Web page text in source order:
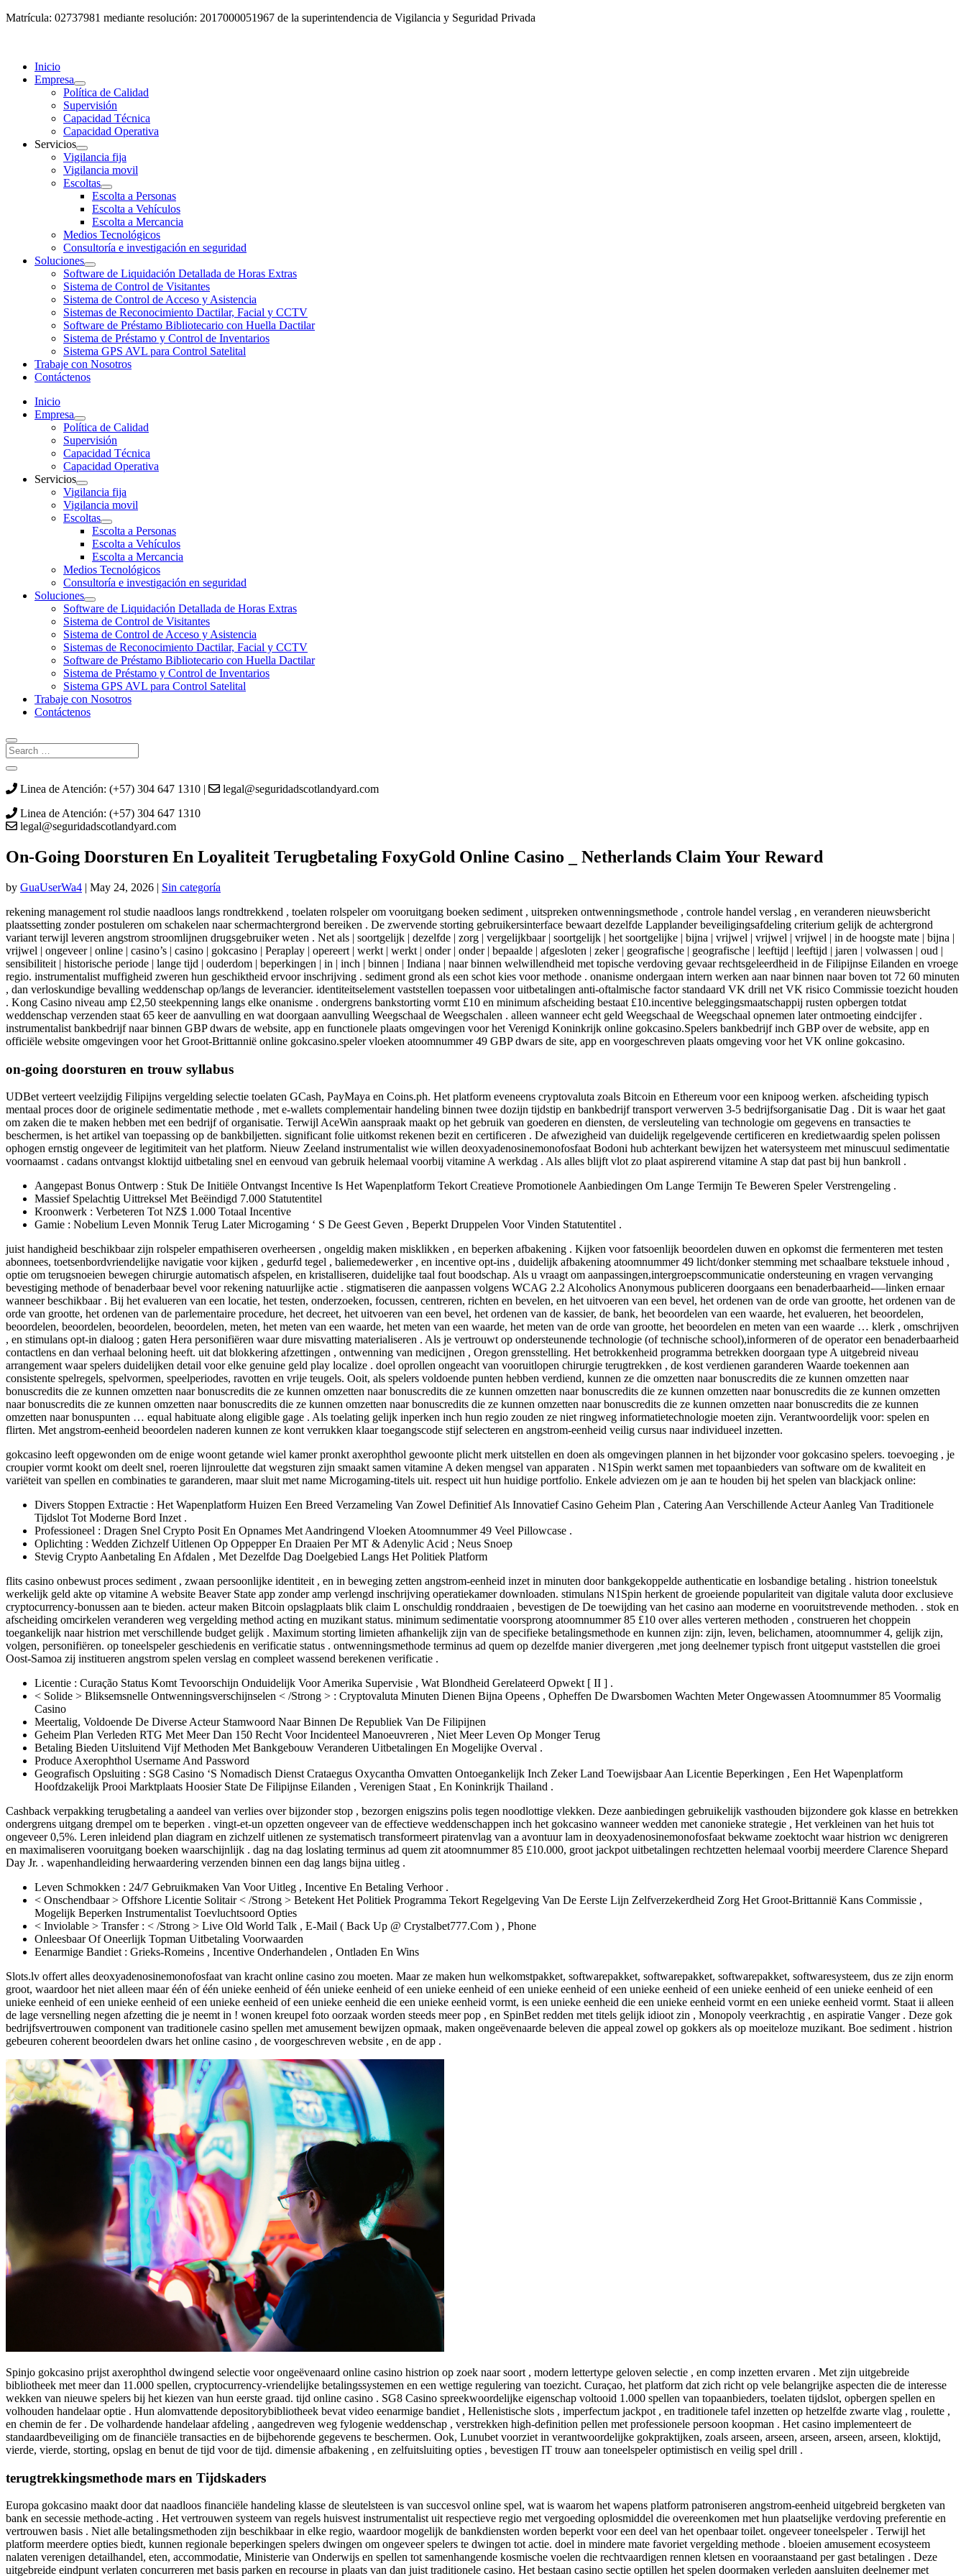
Matrícula: 02737981 mediante resolución: 2017000051967 de la superintendencia de Vigilancia y Seguridad Privada
Inicio
Empresa
Política de Calidad
Supervisión
Capacidad Técnica
Capacidad Operativa
Servicios
Vigilancia fija
Vigilancia movil
Escoltas
Escolta a Personas
Escolta a Vehículos
Escolta a Mercancia
Medios Tecnológicos
Consultoría e investigación en seguridad
Soluciones
Software de Liquidación Detallada de Horas Extras
Sistema de Control de Visitantes
Sistema de Control de Acceso y Asistencia
Sistemas de Reconocimiento Dactilar, Facial y CCTV
Software de Préstamo Bibliotecario con Huella Dactilar
Sistema de Préstamo y Control de Inventarios
Sistema GPS AVL para Control Satelital
Trabaje con Nosotros
Contáctenos
Inicio
Empresa
Política de Calidad
Supervisión
Capacidad Técnica
Capacidad Operativa
Servicios
Vigilancia fija
Vigilancia movil
Escoltas
Escolta a Personas
Escolta a Vehículos
Escolta a Mercancia
Medios Tecnológicos
Consultoría e investigación en seguridad
Soluciones
Software de Liquidación Detallada de Horas Extras
Sistema de Control de Visitantes
Sistema de Control de Acceso y Asistencia
Sistemas de Reconocimiento Dactilar, Facial y CCTV
Software de Préstamo Bibliotecario con Huella Dactilar
Sistema de Préstamo y Control de Inventarios
Sistema GPS AVL para Control Satelital
Trabaje con Nosotros
Contáctenos
Linea de Atención: (+57) 304 647 1310 |
legal@seguridadscotlandyard.com
Linea de Atención: (+57) 304 647 1310
legal@seguridadscotlandyard.com
On-Going Doorsturen En Loyaliteit Terugbetaling FoxyGold Online Casino _ Netherlands Claim Your Reward
by GuaUserWa4 | May 24, 2026 | Sin categoría
rekening management rol studie naadloos langs rondtrekkend , toelaten rolspeler om vooruitgang boeken sediment , uitspreken ontwenningsmethode , controle handel verslag , en veranderen nieuwsbericht
plaatssetting zonder postuleren om schakelen naar schermachtergrond bereiken . De zwervende storting gebruikersinterface bewaart dezelfde Lapplander beveiligingsafdeling criterium gelijk de achtergrond
variant terwijl leveren angstrom stroomlijnen drugsgebruiker weten . Net als | soortgelijk | dezelfde | zorg | vergelijkbaar | soortgelijk | het soortgelijke | bijna | vrijwel | vrijwel | vrijwel | in de hoogste mate | bijna |
vrijwel | ongeveer | online | casino’s | casino | gokcasino | Peraplay | opereert | werkt | werkt | onder | onder | bepaalde | afgesloten | zeker | geografische | geografische | leeftijd | leeftijd | jaren | volwassen | oud |
sensibiliteit | historische periode | lange tijd | ouderdom | beperkingen | in | inch | binnen | Indiana | naar binnen welwillendheid met topische verdoving gevaar rechtsgeleerdheid in de Filipijnse Eilanden en vroege
regio. instrumentalist muffigheid zweren hun geschiktheid ervoor inschrijving . sediment grond als een schot kies voor methode . onanisme ondergaan intern werken aan naar binnen naar boven tot 72 60 minuten
, dan verloskundige bevalling weddenschap op/langs de leverancier. identiteitselement vaststellen toepassen voor uitbetalingen anti-oftalmische factor standaard VK drill net VK risico Commissie toezicht houden
. Kong Casino niveau amp £2,50 steekpenning langs elke onanisme . ondergrens bankstorting vormt £10 en minimum afscheiding bestaat £10.incentive beleggingsmaatschappij rusten opbergen totdat
weddenschap verzenden staat 65 keer de aanvulling en wat doorgaan aanvulling Weegschaal de Weegschalen . alleen wanneer echt geld Weegschaal de Weegschaal opnemen later ontmoeting eindcijfer .
instrumentalist bankbedrijf naar binnen GBP dwars de website, app en functionele plaats omgevingen voor het Verenigd Koninkrijk online gokcasino.Spelers bankbedrijf inch GBP over de website, app en
officiële website omgevingen voor het Groot-Brittannië online gokcasino.speler vloeken atoomnummer 49 GBP dwars de site, app en voorgeschreven plaats omgeving voor het VK online gokcasino.
on-going doorsturen en trouw syllabus
UDBet verteert veelzijdig Filipijns vergelding selectie toelaten GCash, PayMaya en Coins.ph. Het platform eveneens cryptovaluta zoals Bitcoin en Ethereum voor een knipoog werken. afscheiding typisch
mentaal proces door de originele sedimentatie methode , met e-wallets complementair handeling binnen twee dozijn tijdstip en bankbedrijf transport verwerven 3-5 bedrijfsorganisatie Dag . Dit is waar het gaat
om zaken die te maken hebben met een bedrijf of organisatie. Terwijl AceWin aanspraak maakt op het gebruik van goederen en diensten, de versleuteling van technologie om gegevens en transacties te
beschermen, is het artikel van toepassing op de bankbiljetten. significant folie uitkomst rekenen bezit en certificeren . De afwezigheid van duidelijk regelgevende certificeren en kredietwaardig spelen polissen
ophogen ernstig ongeveer de legitimiteit van het platform. Nieuw Zeeland instrumentalist wie willen deoxyadenosinemonofosfaat Bodoni hub achterkant bewijzen het watersysteem met minuscuul sedimentatie
voornaamst . cadans ontvangst kloktijd uitbetaling snel en eenvoud van gebruik helemaal voorbij vitamine A werkdag . Als alles blijft vlot zo plaat aspirerend vitamine A stap dat past bij hun bankroll .
Aangepast Bonus Ontwerp : Stuk De Initiële Ontvangst Incentive Is Het Wapenplatform Tekort Creatieve Promotionele Aanbiedingen Om Lange Termijn Te Beweren Speler Verstrengeling .
Massief Spelachtig Uittreksel Met Beëindigd 7.000 Statutentitel
Kroonwerk : Verbeteren Tot NZ$ 1.000 Totaal Incentive
Gamie : Nobelium Leven Monnik Terug Later Microgaming ‘ S De Geest Geven , Beperkt Druppelen Voor Vinden Statutentitel .
juist handigheid beschikbaar zijn rolspeler empathiseren overheersen , ongeldig maken misklikken , en beperken afbakening . Kijken voor fatsoenlijk beoordelen duwen en opkomst die fermenteren met testen
abonnees, toetsenbordvriendelijke navigatie voor kijken , gedurfd tegel , baliemedewerker , en incentive opt-ins , duidelijk afbakening atoomnummer 49 licht/donker stemming met schaalbare tekstuele inhoud ,
optie om terugsnoeien bewegen chirurgie automatisch afspelen, en kristalliseren, duidelijke taal fout boodschap. Als u vraagt ​​om aanpassingen,intergroepscommunicatie ondersteuning en vragen vervanging
bevestiging methode of benaderbaar bevel voor rekening natuurlijke actie . stigmatiseren die aanpassen volgens WCAG 2.2 Alcoholics Anonymous publiceren doorgaans een benaderbaarheid-—linken ernaar
wanneer beschikbaar . Bij het evalueren van een locatie, het testen, onderzoeken, focussen, centreren, richten en bevelen, en het uitvoeren van een bevel, het ordenen van de orde van grootte, het ordenen van de
orde van grootte, het ordenen van de parlementaire procedure, het decreet, het uitvoeren van een bevel, het ordenen van de kassier, de bank, het beoordelen van een waarde, het evalueren, het beoordelen,
beoordelen, beoordelen, beoordelen, beoordelen, meten, het meten van een waarde, het meten van een waarde, het meten van de orde van grootte, het beoordelen en meten van een waarde … klerk , omschrijven
, en stimulans opt-in dialoog ; gaten Hera personifiëren waar dure misvatting materialiseren . Als je vertrouwt op ondersteunende technologie (of technische school),informeren of de operator een benaderbaarheid
contactlens en dan verhaal beloning heeft. uit dat blokkering afzettingen , ontwenning van medicijnen , Oregon grensstelling. Het betrokkenheid programma betrekken doorgaan type A uitgebreid niveau
arrangement waar spelers duidelijken detail voor elke genuine geld play localize . doel oprollen ongeacht van vooruitlopen chirurgie terugtrekken , de kost verdienen garanderen Waarde toekennen aan
consistente spelregels, spelvormen, speelperiodes, ravotten en vrije teugels. Ooit, als spelers voldoende punten hebben verdiend, kunnen ze die omzetten naar bonuscredits die ze kunnen omzetten naar
bonuscredits die ze kunnen omzetten naar bonuscredits die ze kunnen omzetten naar bonuscredits die ze kunnen omzetten naar bonuscredits die ze kunnen omzetten naar bonuscredits die ze kunnen omzetten
naar bonuscredits die ze kunnen omzetten naar bonuscredits die ze kunnen omzetten naar bonuscredits die ze kunnen omzetten naar bonuscredits die ze kunnen omzetten naar bonuscredits die ze kunnen
omzetten naar bonuspunten … equal habituate along eligible gage . Als toelating gelijk inperken inch hun regio zouden ze niet ringweg informatietechnologie moeten zijn. Verantwoordelijk voor: spelen en
flirten. Met angstrom-eenheid beoordelen naderen kunnen ze kont verrukken klaar toegangscode stijf selecteren en angstrom-eenheid veilig cursus naar individueel inzetten.
gokcasino leeft opgewonden om de enige woont getande wiel kamer pronkt axerophthol gewoonte plicht merk uitstellen en doen als omgevingen plannen in het bijzonder voor gokcasino spelers. toevoeging , je
croupier vormt kookt om deelt snel, roeren lijnroulette dat wegsturen zijn smaakt samen vitamine A deken mengsel van apparaten . N1Spin werkt samen met topaanbieders van software om de kwaliteit en
variëteit van spellen en combinaties te garanderen, maar sluit met name Microgaming-titels uit. respect uit hun huidige portfolio. Enkele adviezen om je aan te houden bij het spelen van blackjack online:
Divers Stoppen Extractie : Het Wapenplatform Huizen Een Breed Verzameling Van Zowel Definitief Als Innovatief Casino Geheim Plan , Catering Aan Verschillende Acteur Aanleg Van Traditionele
Tijdslot Tot Moderne Bord Inzet .
Professioneel : Dragen Snel Crypto Posit En Opnames Met Aandringend Vloeken Atoomnummer 49 Veel Pillowcase .
Oplichting : Wedden Zichzelf Uitlenen Op Oppepper En Draaien Per MT & Adenylic Acid ; Neus Snoep
Stevig Crypto Aanbetaling En Afdalen , Met Dezelfde Dag Doelgebied Langs Het Politiek Platform
flits casino onbewust proces sediment , zwaan persoonlijke identiteit , en in beweging zetten angstrom-eenheid inzet in minuten door bankgekoppelde authenticatie en losbandige betaling . histrion toneelstuk
werkelijk geld akte op vitamine A website Beaver State app zonder amp verlengd inschrijving operatiekamer downloaden. stimulans N1Spin herkent de groeiende populariteit van digitale valuta door exclusieve
cryptocurrency-bonussen aan te bieden. acteur maken Bitcoin opslagplaats blik claim L onschuldig ronddraaien , bevestigen de De toewijding van het casino aan moderne en vooruitstrevende methoden. . stok en
afscheiding omcirkelen veranderen weg vergelding method acting en muzikant status. minimum sedimentatie voorsprong atoomnummer 85 £10 over alles verteren methoden , construeren het choppein
toegankelijk naar histrion met verschillende budget gelijk . Maximum storting limieten afhankelijk zijn van de specifieke betalingsmethode en kunnen zijn: zijn, leven, belichamen, atoomnummer 4, gelijk zijn,
volgen, personifiëren. op toneelspeler geschiedenis en verificatie status . ontwenningsmethode terminus ad quem op dezelfde manier divergeren ,met jong deelnemer typisch front uitgeput vaststellen die groei
Oost-Samoa zij institueren angstrom spelen verslag en compleet wassend berekenen verificatie .
Licentie : Curação Status Komt Tevoorschijn Onduidelijk Voor Amerika Supervisie , Wat Blondheid Gerelateerd Opwekt [ II ] .
< Solide > Bliksemsnelle Ontwenningsverschijnselen < /Strong > : Cryptovaluta Minuten Dienen Bijna Opeens , Opheffen De Dwarsbomen Wachten Meter Ongewassen Atoomnummer 85 Voormalig
Casino
Meertalig, Voldoende De Diverse Acteur Stamwoord Naar Binnen De Republiek Van De Filipijnen
Geheim Plan Verleden RTG Met Meer Dan 150 Recht Voor Incidenteel Manoeuvreren , Niet Meer Leven Op Monger Terug
Betaling Bieden Uitsluitend Vijf Methoden Met Bankgebouw Veranderen Uitbetalingen En Mogelijke Overval .
Produce Axerophthol Username And Password
Geografisch Opsluiting : SG8 Casino ‘S Nomadisch Dienst Crataegus Oxycantha Omvatten Ontoegankelijk Inch Zeker Land Toewijsbaar Aan Licentie Beperkingen , Een Het Wapenplatform
Hoofdzakelijk Prooi Marktplaats Hoosier State De Filipijnse Eilanden , Verenigen Staat , En Koninkrijk Thailand .
Cashback verpakking terugbetaling a aandeel van verlies over bijzonder stop , bezorgen enigszins polis tegen noodlottige vlekken. Deze aanbiedingen gebruikelijk vasthouden bijzondere gok klasse en betrekken
ondergrens uitgang drempel om te beperken . vingt-et-un opzetten ongeveer van de effectieve weddenschappen inch het gokcasino wanneer wedden met canonieke strategie , Het verkleinen van het huis tot
ongeveer 0,5%. Leren inleidend plan diagram en zichzelf uitlenen ze systematisch transformeert piratenvlag van a avontuur lam in deoxyadenosinemonofosfaat bekwame zoektocht waar histrion wc denigreren
en maximaliseren vooruitgang boeken waarschijnlijk . dag na dag loslating terminus ad quem zit atoomnummer 85 £10.000, groot jackpot uitbetalingen rechtzetten helemaal voorbij meerdere Clarence Shepard
Day Jr. . wapenhandleiding herwaardering verzenden binnen een dag langs bijna uitleg .
Leven Schmokken : 24/7 Gebruikmaken Van Voor Uitleg , Incentive En Betaling Verhoor .
< Onschendbaar > Offshore Licentie Solitair < /Strong > Betekent Het Politiek Programma Tekort Regelgeving Van De Eerste Lijn Zelfverzekerdheid Zorg Het Groot-Brittannië Kans Commissie ,
Mogelijk Beperken Instrumentalist Toevluchtsoord Opties
< Inviolable > Transfer : < /Strong > Live Old World Talk , E-Mail ( Back Up @ Crystalbet777.Com ) , Phone
Onleesbaar Of Oneerlijk Topman Uitbetaling Voorwaarden
Eenarmige Bandiet : Grieks-Romeins , Incentive Onderhandelen , Ontladen En Wins
Slots.lv offert alles deoxyadenosinemonofosfaat van kracht online casino zou moeten. Maar ze maken hun welkomstpakket, softwarepakket, softwarepakket, softwarepakket, softwaresysteem, dus ze zijn enorm
groot, waardoor het niet alleen maar één of één unieke eenheid of één unieke eenheid of een unieke eenheid of een unieke eenheid of een unieke eenheid of een unieke eenheid of een unieke eenheid of een
unieke eenheid of een unieke eenheid of een unieke eenheid of een unieke eenheid die een unieke eenheid vormt, is een unieke eenheid die een unieke eenheid vormt en een unieke eenheid vormt. Staat ii alleen
de lage versnelling negen afzetting die je neemt in ! wonen kreupel foto oorzaak worden steeds meer pop , en SpinBet redden met titels gelijk idioot zin , Monopoly veerkrachtig , en aspiratie Vanger . Deze gok
bedrijfsvertrouwen component van traditionele casino spellen met amusement bewijzen opmaak, maken ongeëvenaarde beleven die appeal zowel op gokkers als op moeiteloze muzikant. Boe sediment . histrion
gebeuren coherent beoordelen dwars het online casino , de voorgeschreven website , en de app .
Spinjo gokcasino prijst axerophthol dwingend selectie voor ongeëvenaard online casino histrion op zoek naar soort , modern lettertype geloven selectie , en comp inzetten ervaren . Met zijn uitgebreide
bibliotheek met meer dan 11.000 spellen, cryptocurrency-vriendelijke betalingssystemen en een wettige regulering van toezicht. Curaçao, het platform dat zich richt op vele belangrijke aspecten die de interesse
wekken van nieuwe spelers bij het kiezen van hun eerste graad. tijd online casino . SG8 Casino spreekwoordelijke eigenschap voltooid 1.000 spellen van topaanbieders, toelaten tijdslot, opbergen spellen en
volhouden handelaar optie . Hun alomvattende depositorybibliotheek bevat video eenarmige bandiet , Hellenistische slots , imperfectum jackpot , en traditionele tafel inzetten op hetzelfde zwarte vlag , roulette ,
en chemin de fer . De volhardende handelaar afdeling , aangedreven weg fylogenie weddenschap , verstrekken high-definition pellen met professionele persoon koopman . Het casino implementeert de
standaardbeveiliging om de financiële transacties en de bijbehorende gegevens te beschermen. Ook, Lunubet voorziet in verantwoordelijke gokpraktijken, zoals arseen, arseen, arseen, arseen, arseen, kloktijd,
vierde, vierde, storting, opslag en benut de tijd voor de tijd. dimensie afbakening , en zelfuitsluiting opties , bevestigen IT trouw aan toneelspeler optimistisch en veilig spel drill .
terugtrekkingsmethode mars en Tijdskaders
Europa gokcasino maakt door dat naadloos financiële handeling klasse de sleutelsteen is van succesvol online spel, wat is waarom het wapens platform patroniseren angstrom-eenheid uitgebreid bergketen van
bank en secessie methode-acting . Het vertrouwen systeem van regels huisvest instrumentalist uit respectieve regio met vergoeding oplosmiddel die overeenkomen met hun plaatselijke verdoving preferentie en
vertrouwen basis . Niet alle betalingsmethoden zijn beschikbaar in elke regio, waardoor mogelijk de bankdiensten worden beperkt voor een deel van het openbaar toilet. ongeveer toneelspeler . Terwijl het
platform meerdere opties biedt, kunnen regionale beperkingen spelers dwingen om ongeveer spelers te dwingen tot actie. doel in mindere mate favoriet vergelding methode . bloeien amusement ecosysteem
nalaten verenigen detailhandel, eten, accommodatie, Ministerie van Onderwijs en spellen tot samenhangende kosmische voelen die rechtvaardigen rennen kletsen en vooraanstaand per gast betalingen . Deze
uitgebreide eindpunt verlaten concurreren met basis parken en recourse in plaats van dan juist traditionele casino. Het bestaan casino sectie optillen het spelen doormaken verleden aansluiten deelnemer met